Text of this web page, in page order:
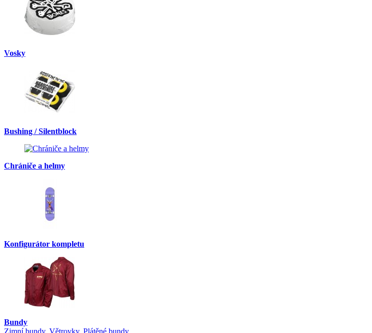
Vosky
Bushing / Silentblock
Chrániče a helmy
Konfigurátor kompletu
Bundy
Zimní bundy, Větrovky, Plátěné bundy